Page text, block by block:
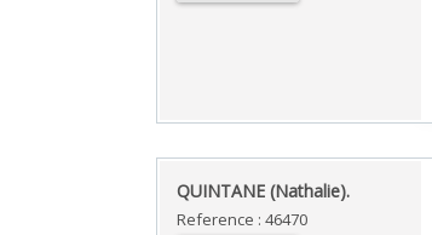
‎QUINTANE (Nathalie).‎
Reference : 46470